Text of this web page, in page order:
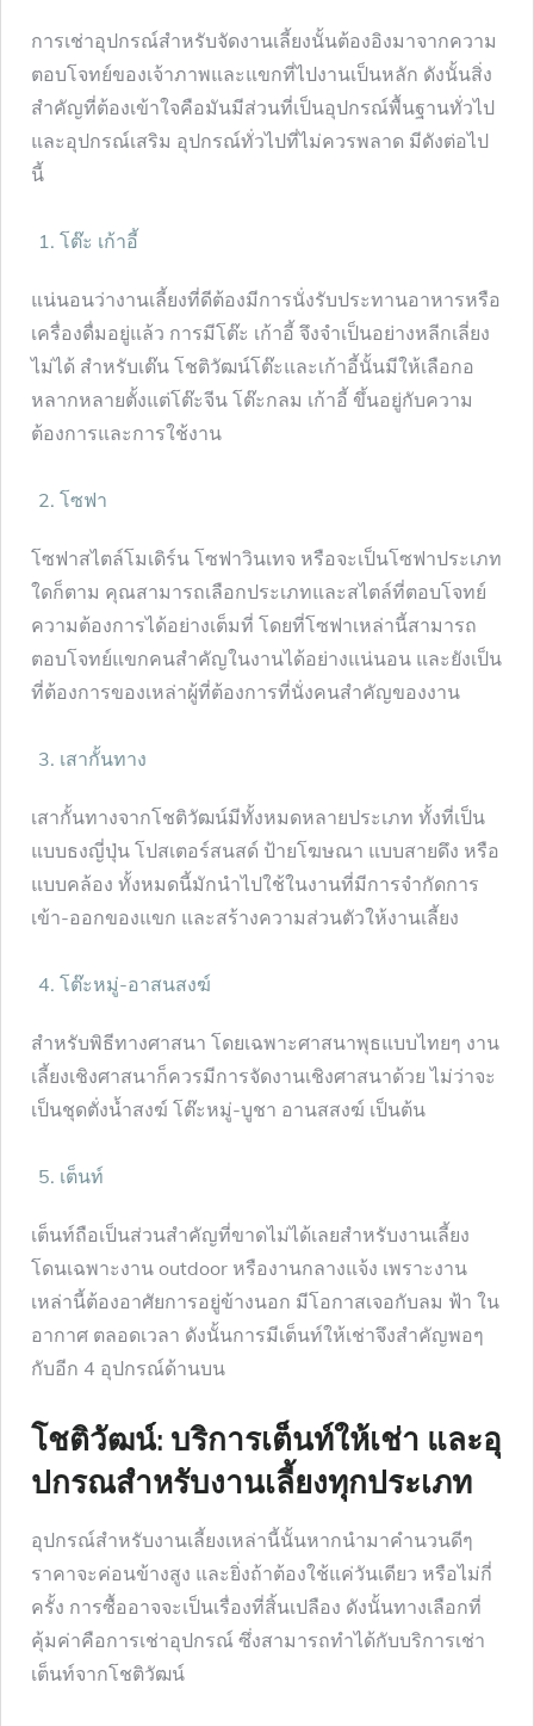
การเช่าอุปกรณ์สำหรับจัดงานเลี้ยงนั้นต้องอิงมาจากความ
ตอบโจทย์ของเจ้าภาพและแขกที่ไปงานเป็นหลัก ดังนั้นสิ่ง
สำคัญที่ต้องเข้าใจคือมันมีส่วนที่เป็นอุปกรณ์พื้นฐานทั่วไป
และอุปกรณ์เสริม อุปกรณ์ทั่วไปที่ไม่ควรพลาด มีดังต่อไป
นี้
โต๊ะ เก้าอี้
แน่นอนว่างานเลี้ยงที่ดีต้องมีการนั่งรับประทานอาหารหรือ
เครื่องดื่มอยู่แล้ว การมีโต๊ะ เก้าอี้ จึงจำเป็นอย่างหลีกเลี่ยง
ไม่ได้ สำหรับเต๊น โชติวัฒน์โต๊ะและเก้าอี้นั้นมีให้เลือกอ
หลากหลายตั้งแต่โต๊ะจีน โต๊ะกลม เก้าอี้ ขึ้นอยู่กับความ
ต้องการและการใช้งาน
โซฟา
โซฟาสไตล์โมเดิร์น โซฟาวินเทจ หรือจะเป็นโซฟาประเภท
ใดก็ตาม คุณสามารถเลือกประเภทและสไตล์ที่ตอบโจทย์
ความต้องการได้อย่างเต็มที่ โดยที่โซฟาเหล่านี้สามารถ
ตอบโจทย์แขกคนสำคัญในงานได้อย่างแน่นอน และยังเป็น
ที่ต้องการของเหล่าผู้ที่ต้องการที่นั่งคนสำคัญของงาน
เสากั้นทาง
เสากั้นทางจากโชติวัฒน์มีทั้งหมดหลายประเภท ทั้งที่เป็น
แบบธงญี่ปุ่น โปสเตอร์สนสด์ ป้ายโฆษณา แบบสายดึง หรือ
แบบคล้อง ทั้งหมดนี้มักนำไปใช้ในงานที่มีการจำกัดการ
เข้า-ออกของแขก และสร้างความส่วนตัวให้งานเลี้ยง
โต๊ะหมู่-อาสนสงฆ์
สำหรับพิธีทางศาสนา โดยเฉพาะศาสนาพุธแบบไทยๆ งาน
เลี้ยงเชิงศาสนาก็ควรมีการจัดงานเชิงศาสนาด้วย ไม่ว่าจะ
เป็นชุดตั่งน้ำสงฆ์ โต๊ะหมู่-บูชา อานสสงฆ์ เป็นต้น
เต็นท์
เต็นท์ถือเป็นส่วนสำคัญที่ขาดไม่ได้เลยสำหรับงานเลี้ยง
โดนเฉพาะงาน outdoor หรืองานกลางแจ้ง เพราะงาน
เหล่านี้ต้องอาศัยการอยู่ข้างนอก มีโอกาสเจอกับลม ฟ้า ใน
อากาศ ตลอดเวลา ดังนั้นการมีเต็นท์ให้เช่าจึงสำคัญพอๆ
กับอีก 4 อุปกรณ์ด้านบน
โชติวัฒน์: บริการเต็นท์ให้เช่า และอุ
ปกรณสำหรับงานเลี้ยงทุกประเภท
อุปกรณ์สำหรับงานเลี้ยงเหล่านี้นั้นหากนำมาคำนวนดีๆ
ราคาจะค่อนข้างสูง และยิ่งถ้าต้องใช้แค่วันเดียว หรือไม่กี่
ครั้ง การซื้ออาจจะเป็นเรื่องที่สิ้นเปลือง ดังนั้นทางเลือกที่
คุ้มค่าคือการเช่าอุปกรณ์ ซึ่งสามารถทำได้กับบริการเช่า
เต็นท์จากโชติวัฒน์